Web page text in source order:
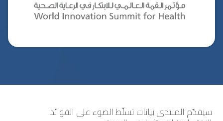
سيقدّم المنتدى بيانات تسلّط الضوء على الفوائد